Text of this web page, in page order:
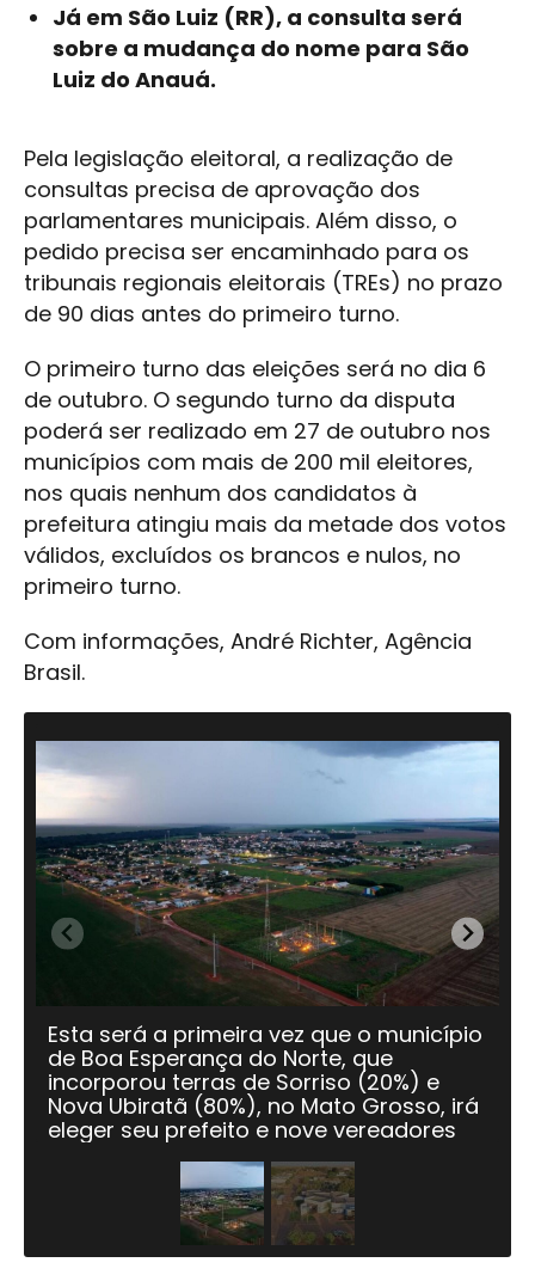
Já em São Luiz (RR), a consulta será
sobre a mudança do nome para São
Luiz do Anauá.
Pela legislação eleitoral, a realização de
consultas precisa de aprovação dos
parlamentares municipais. Além disso, o
pedido precisa ser encaminhado para os
tribunais regionais eleitorais (TREs) no prazo
de 90 dias antes do primeiro turno.
O primeiro turno das eleições será no dia 6
de outubro. O segundo turno da disputa
poderá ser realizado em 27 de outubro nos
municípios com mais de 200 mil eleitores,
nos quais nenhum dos candidatos à
prefeitura atingiu mais da metade dos votos
válidos, excluídos os brancos e nulos, no
primeiro turno.
Com informações, André Richter, Agência
Brasil.
Esta será a primeira vez que o município
de Boa Esperança do Norte, que
incorporou terras de Sorriso (20%) e
Nova Ubiratã (80%), no Mato Grosso, irá
eleger seu prefeito e nove vereadores